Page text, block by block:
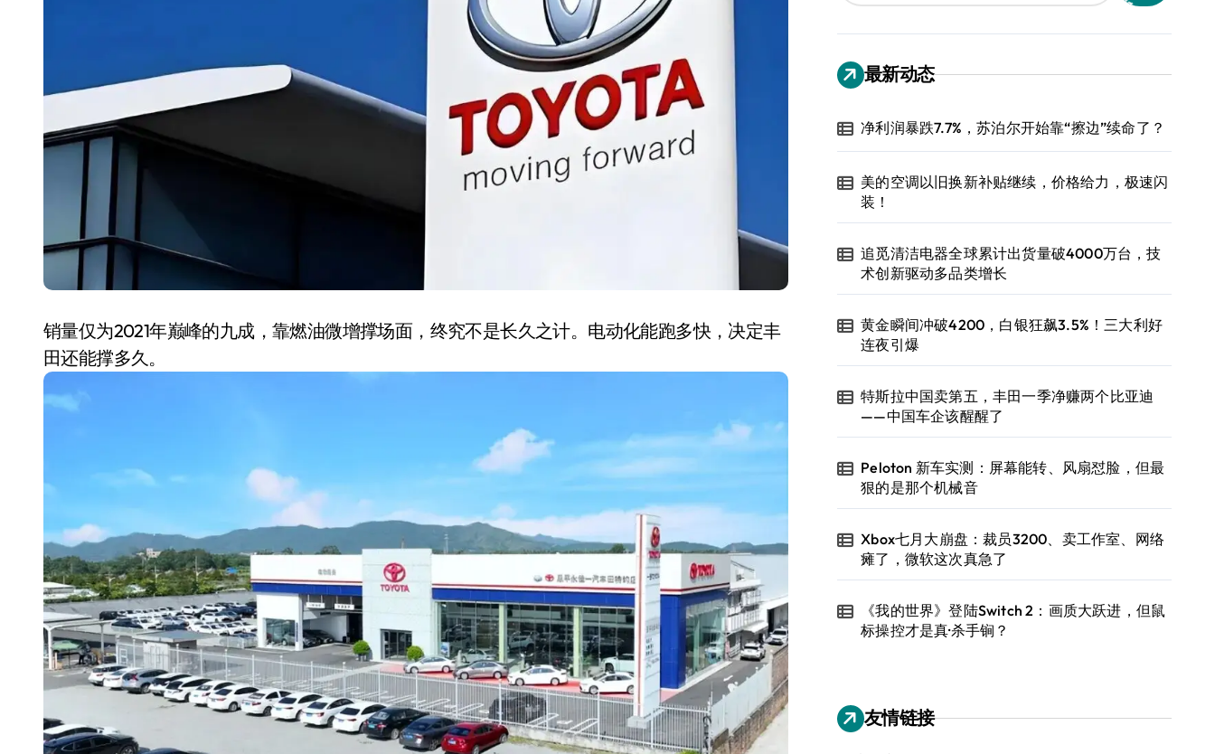
销量仅为2021年巅峰的九成，靠燃油微增撑场面，终究不是长久之计。电动化能跑多快，决定丰
田还能撑多久。
最新动态
净利润暴跌7.7%，苏泊尔开始靠“擦边”续命了？
美的空调以旧换新补贴继续，价格给力，极速闪
装！
追觅清洁电器全球累计出货量破4000万台，技
术创新驱动多品类增长
黄金瞬间冲破4200，白银狂飙3.5%！三大利好
连夜引爆
特斯拉中国卖第五，丰田一季净赚两个比亚迪
——中国车企该醒醒了
Peloton 新车实测：屏幕能转、风扇怼脸，但最
狠的是那个机械音
Xbox七月大崩盘：裁员3200、卖工作室、网络
瘫了，微软这次真急了
《我的世界》登陆Switch 2：画质大跃进，但鼠
标操控才是真·杀手锏？
友情链接